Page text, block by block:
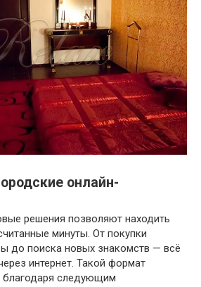
онлайн-
решения позволяют находить
минуты. От покупки
до поиска новых знакомств — всё
интернет. Такой формат
благодаря следующим